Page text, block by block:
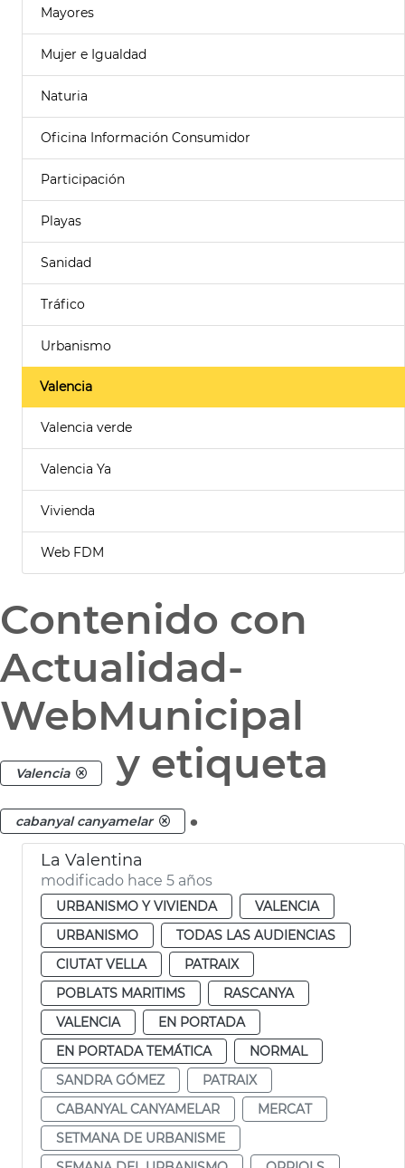
Mayores
Mujer e Igualdad
Naturia
Oficina Información Consumidor
Participación
Playas
Sanidad
Tráfico
Urbanismo
Valencia
Valencia verde
Valencia Ya
Vivienda
Web FDM
Contenido con
Actualidad-
WebMunicipal
Valencia y etiqueta
cabanyal canyamelar .
La Valentina
modificado hace 5 años
URBANISMO Y VIVIENDA
VALENCIA
URBANISMO
TODAS LAS AUDIENCIAS
CIUTAT VELLA
PATRAIX
POBLATS MARITIMS
RASCANYA
VALENCIA
EN PORTADA
EN PORTADA TEMÁTICA
NORMAL
SANDRA GÓMEZ
PATRAIX
CABANYAL CANYAMELAR
MERCAT
SETMANA DE URBANISME